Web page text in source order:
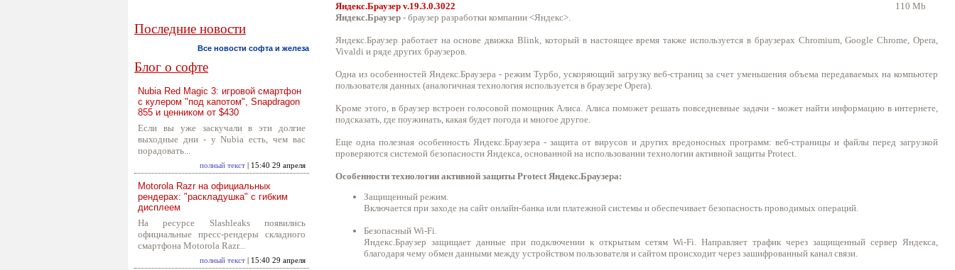
Последние новости
Все новости софта и железа
Блог о софте
Nubia Red Magic 3: игровой смартфон
с кулером "под капотом", Snapdragon
855 и ценником от $430
Если вы уже заскучали в эти долгие
выходные дни - у Nubia есть, чем вас
порадовать...
полный текст | 15:40 29 апреля
Motorola Razr на официальных
рендерах: "раскладушка" с гибким
дисплеем
На ресурсе Slashleaks появились
официальные пресс-рендеры складного
смартфона Motorola Razr...
полный текст | 15:40 29 апреля
Яндекс.Браузер v.19.3.0.3022
110 Mb
Яндекс.Браузер - браузер разработки компании <Яндекс>.
Яндекс.Браузер работает на основе движка Blink, который в настоящее время также используется в браузерах Chromium, Google Chrome, Opera,
Vivaldi и ряде других браузеров.
Одна из особенностей Яндекс.Браузера - режим Турбо, ускоряющий загрузку веб-страниц за счет уменьшения объема передаваемых на компьютер
пользователя данных (аналогичная технология используется в браузере Opera).
Кроме этого, в браузер встроен голосовой помощник Алиса. Алиса поможет решать повседневные задачи - может найти информацию в интернете,
подсказать, где поужинать, какая будет погода и многое другое.
Еще одна полезная особенность Яндекс.Браузера - защита от вирусов и других вредоносных программ: веб-страницы и файлы перед загрузкой
проверяются системой безопасности Яндекса, основанной на использовании технологии активной защиты Protect.
Особенности технологии активной защиты Protect Яндекс.Браузера:
Защищенный режим.
Включается при заходе на сайт онлайн-банка или платежной системы и обеспечивает безопасность проводимых операций.
Безопасный Wi-Fi.
Яндекс.Браузер защищает данные при подключении к открытым сетям Wi-Fi. Направляет трафик через защищенный сервер Яндекса,
благодаря чему обмен данными между устройством пользователя и сайтом происходит через зашифрованный канал связи.